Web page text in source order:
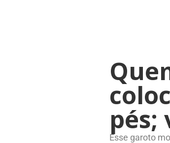
pés;
Esse garoto